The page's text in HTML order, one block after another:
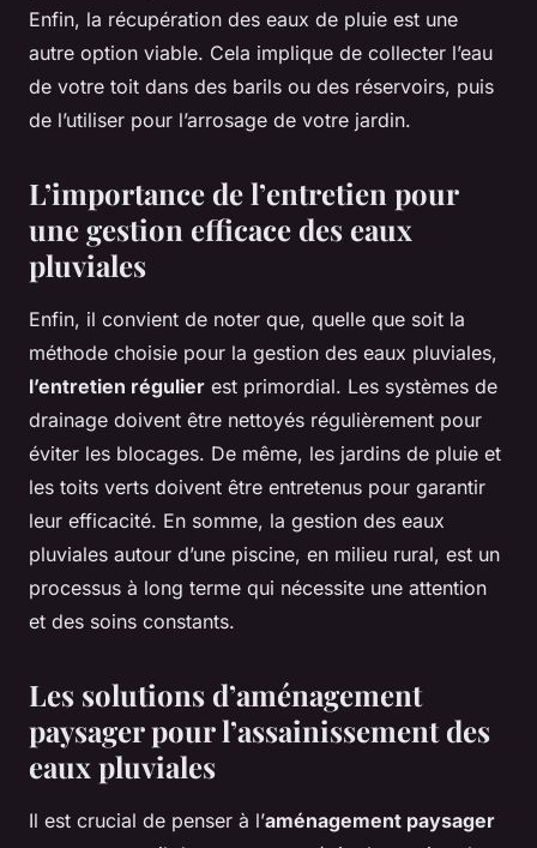
Enfin, la récupération des eaux de pluie est une
autre option viable. Cela implique de collecter l’eau
de votre toit dans des barils ou des réservoirs, puis
de l’utiliser pour l’arrosage de votre jardin.
L’importance de l’entretien pour
une gestion efficace des eaux
pluviales
Enfin, il convient de noter que, quelle que soit la
méthode choisie pour la gestion des eaux pluviales,
l’entretien régulier est primordial. Les systèmes de
drainage doivent être nettoyés régulièrement pour
éviter les blocages. De même, les jardins de pluie et
les toits verts doivent être entretenus pour garantir
leur efficacité. En somme, la gestion des eaux
pluviales autour d’une piscine, en milieu rural, est un
processus à long terme qui nécessite une attention
et des soins constants.
Les solutions d’aménagement
paysager pour l’assainissement des
eaux pluviales
Il est crucial de penser à l’aménagement paysager